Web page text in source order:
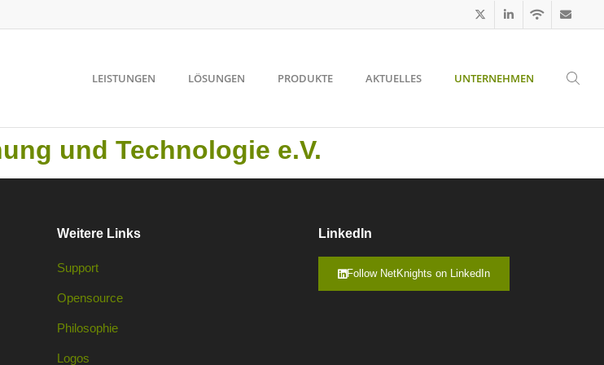
LEISTUNGEN LÖSUNGEN PRODUKTE AKTUELLES UNTERNEHMEN
und Technologie e.V.
Weitere Links
Support
Opensource
Philosophie
Logos
LinkedIn
Follow NetKnights on LinkedIn